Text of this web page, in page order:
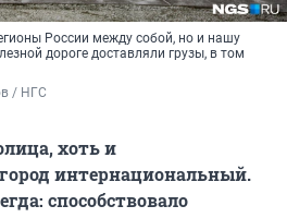
России между собой, но и нашу
дороге доставляли грузы, в том
/ НГС
хоть и
интернациональный.
способствовало